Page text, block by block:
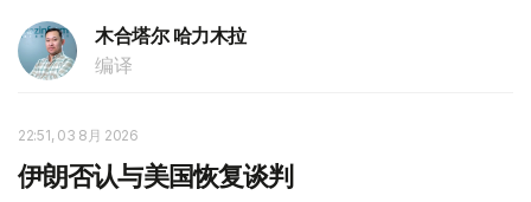
木合塔尔 哈力木拉
编译
22:51, 03 8月 2026
伊朗否认与美国恢复谈判